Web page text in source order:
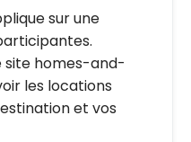
sur une
site homes-and-
les locations
et vos